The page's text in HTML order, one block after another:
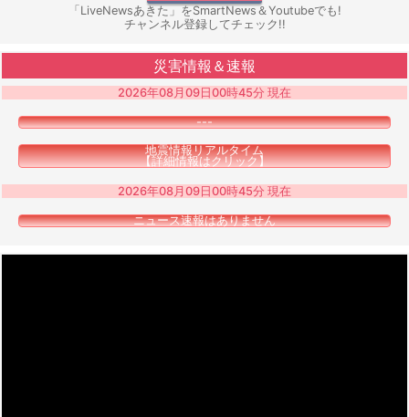
「LiveNewsあきた」をSmartNews＆Youtubeでも!
チャンネル登録してチェック!!
災害情報＆速報
2026年08月09日00時45分 現在
---
地震情報リアルタイム
【詳細情報はクリック】
2026年08月09日00時45分 現在
ニュース速報はありません